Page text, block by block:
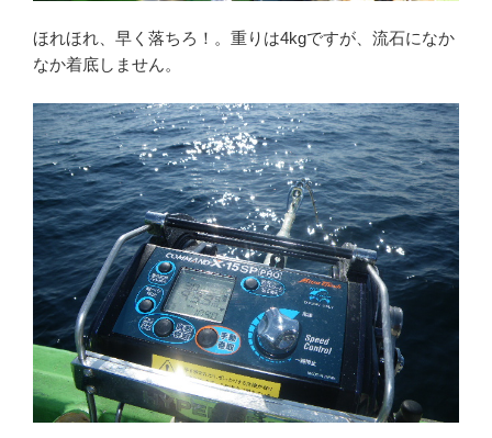
ほれほれ、早く落ちろ！。重りは4kgですが、流石になか
なか着底しません。